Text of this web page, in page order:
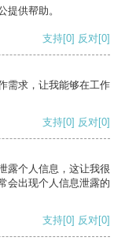
提供帮助。
支持[0] 反对[0]
需求，让我能够在工作
支持[0] 反对[0]
露个人信息，这让我很
会出现个人信息泄露的
支持[0] 反对[0]